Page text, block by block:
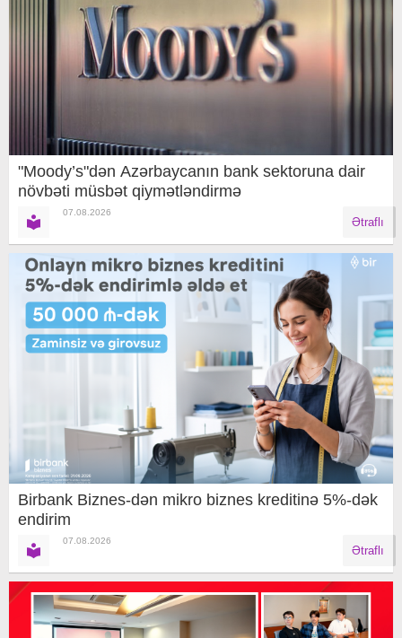
"Moody’s"dən Azərbaycanın bank sektoruna dair
növbəti müsbət qiymətləndirmə
07.08.2026
Ətraflı
Birbank Biznes-dən mikro biznes kreditinə 5%-dək
endirim
07.08.2026
Ətraflı